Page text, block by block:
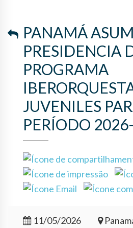
PANAMÁ
PRESIDENCIA
PROGRAMA
JUVENILES
PERÍODO
11/05/2026